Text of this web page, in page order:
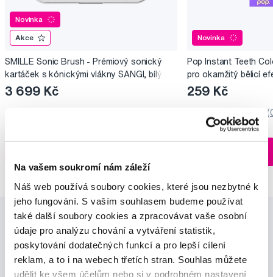
Na vašem soukromí nám záleží
Náš web používá soubory cookies, které jsou nezbytné k
jeho fungování. S vaším souhlasem budeme používat
také další soubory cookies a zpracovávat vaše osobní
údaje pro analýzu chování a vytváření statistik,
poskytování dodatečných funkcí a pro lepší cílení
reklam, a to i na webech třetích stran. Souhlas můžete
udělit ke všem účelům nebo si v podrobném nastavení
Novinka
Akce
SMILLE Sonic Brush - Prémiový sonický
kartáček s kónickými vlákny SANGI, bílý
3 699 Kč
13 prodejnách
Novinka
Pop Instant Teeth
pro okamžitý bělicí
259 Kč